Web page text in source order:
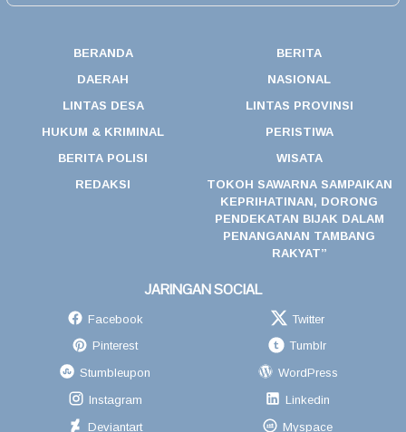
BERANDA
BERITA
DAERAH
NASIONAL
LINTAS DESA
LINTAS PROVINSI
HUKUM & KRIMINAL
PERISTIWA
BERITA POLISI
WISATA
REDAKSI
TOKOH SAWARNA SAMPAIKAN
KEPRIHATINAN, DORONG
PENDEKATAN BIJAK DALAM
PENANGANAN TAMBANG
RAKYAT”
JARINGAN SOCIAL
Facebook
Twitter
Pinterest
Tumblr
Stumbleupon
WordPress
Instagram
Linkedin
Deviantart
Myspace